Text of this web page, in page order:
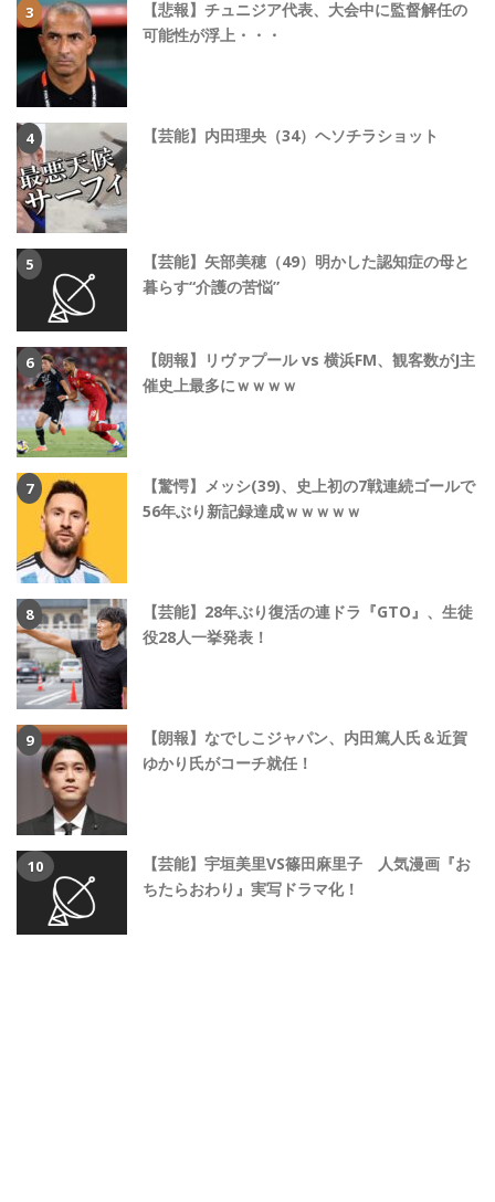
【悲報】チュニジア代表、大会中に監督解任の
可能性が浮上・・・
【芸能】内田理央（34）ヘソチラショット
【芸能】矢部美穂（49）明かした認知症の母と
暮らす“介護の苦悩”
【朗報】リヴァプール vs 横浜FM、観客数がJ主
催史上最多にｗｗｗｗ
【驚愕】メッシ(39)、史上初の7戦連続ゴールで
56年ぶり新記録達成ｗｗｗｗｗ
【芸能】28年ぶり復活の連ドラ『GTO』、生徒
役28人一挙発表！
【朗報】なでしこジャパン、内田篤人氏＆近賀
ゆかり氏がコーチ就任！
【芸能】宇垣美里VS篠田麻里子 人気漫画『お
ちたらおわり』実写ドラマ化！